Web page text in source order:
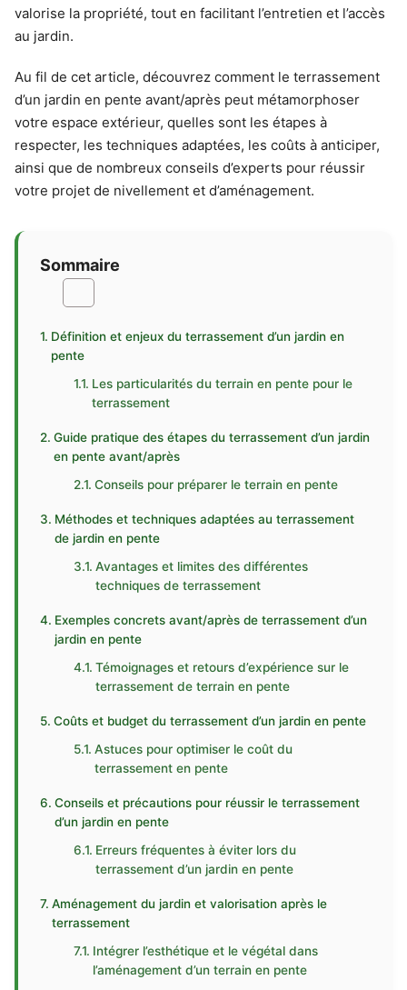
valorise la propriété, tout en facilitant l’entretien et l’accès
au jardin.
Au fil de cet article, découvrez comment le terrassement
d’un jardin en pente avant/après peut métamorphoser
votre espace extérieur, quelles sont les étapes à
respecter, les techniques adaptées, les coûts à anticiper,
ainsi que de nombreux conseils d’experts pour réussir
votre projet de nivellement et d’aménagement.
Sommaire
Définition et enjeux du terrassement d’un jardin en
pente
Les particularités du terrain en pente pour le
terrassement
Guide pratique des étapes du terrassement d’un jardin
en pente avant/après
Conseils pour préparer le terrain en pente
Méthodes et techniques adaptées au terrassement
de jardin en pente
Avantages et limites des différentes
techniques de terrassement
Exemples concrets avant/après de terrassement d’un
jardin en pente
Témoignages et retours d’expérience sur le
terrassement de terrain en pente
Coûts et budget du terrassement d’un jardin en pente
Astuces pour optimiser le coût du
terrassement en pente
Conseils et précautions pour réussir le terrassement
d’un jardin en pente
Erreurs fréquentes à éviter lors du
terrassement d’un jardin en pente
Aménagement du jardin et valorisation après le
terrassement
Intégrer l’esthétique et le végétal dans
l’aménagement d’un terrain en pente